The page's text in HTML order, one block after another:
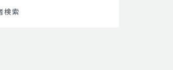
検索